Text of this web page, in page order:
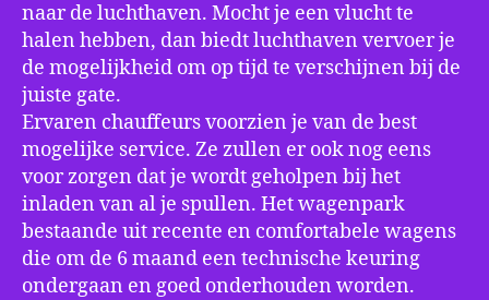
naar de luchthaven. Mocht je een vlucht te
halen hebben, dan biedt luchthaven vervoer je
de mogelijkheid om op tijd te verschijnen bij de
juiste gate.
Ervaren chauffeurs voorzien je van de best
mogelijke service. Ze zullen er ook nog eens
voor zorgen dat je wordt geholpen bij het
inladen van al je spullen. Het wagenpark
bestaande uit recente en comfortabele wagens
die om de 6 maand een technische keuring
ondergaan en goed onderhouden worden.